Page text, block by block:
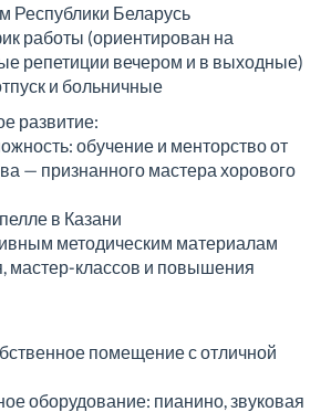
Республики Беларусь
работы (ориентирован на
репетиции вечером и в выходные)
и больничные
развитие:
обучение и менторство от
— признанного мастера хорового
в Казани
методическим материалам
мастер-классов и повышения
помещение с отличной
оборудование: пианино, звуковая